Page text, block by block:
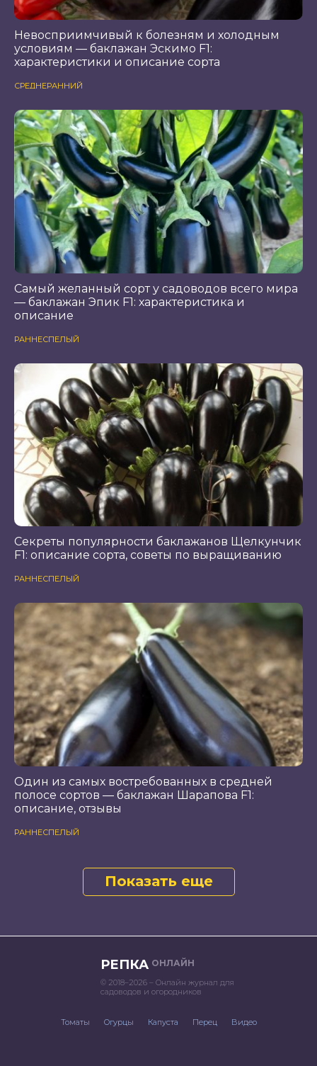
Невосприимчивый к болезням и холодным
условиям — баклажан Эскимо F1:
характеристики и описание сорта
СРЕДНЕРАННИЙ
Самый желанный сорт у садоводов всего мира
— баклажан Эпик F1: характеристика и
описание
РАННЕСПЕЛЫЙ
Секреты популярности баклажанов Щелкунчик
F1: описание сорта, советы по выращиванию
РАННЕСПЕЛЫЙ
Один из самых востребованных в средней
полосе сортов — баклажан Шарапова F1:
описание, отзывы
РАННЕСПЕЛЫЙ
Показать еще
РЕПКА ОНЛАЙН
© 2018–2026 – Онлайн журнал для
садоводов и огородников
Томаты Огурцы Капуста Перец Видео